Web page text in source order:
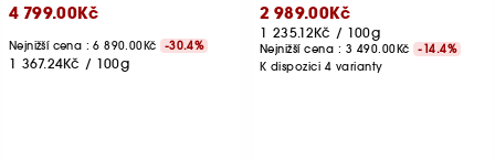
4 799.00Kč
Nejnižší cena : 6 890.00Kč -30.4%
1 367.24Kč / 100g
2 989.00Kč
1 235.12Kč / 100g
Nejnižší cena : 3 490.00Kč
-14.4%
K dispozici 4 varianty